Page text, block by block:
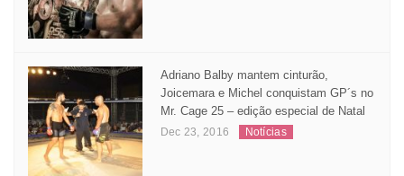
Adriano Balby mantem cinturão,
Joicemara e Michel conquistam GP´s no
Mr. Cage 25 – edição especial de Natal
Dec 23, 2016 Notícias